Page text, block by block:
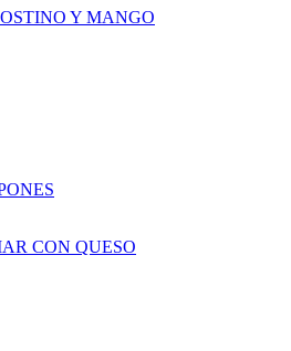
Y MANGO
CON QUESO